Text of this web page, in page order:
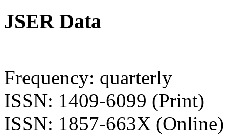
JSER Data
Frequency: quarterly
ISSN: 1409-6099 (Print)
ISSN: 1857-663X (Online)